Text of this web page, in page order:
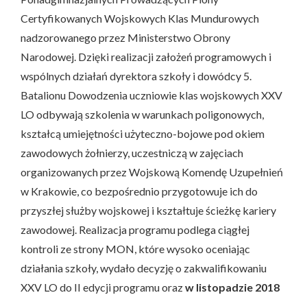
Certyfikowanych Wojskowych Klas Mundurowych
nadzorowanego przez Ministerstwo Obrony
Narodowej. Dzięki realizacji założeń programowych i
wspólnych działań dyrektora szkoły i dowódcy 5.
Batalionu Dowodzenia uczniowie klas wojskowych XXV
LO odbywają szkolenia w warunkach poligonowych,
kształcą umiejętności użyteczno-bojowe pod okiem
zawodowych żołnierzy, uczestniczą w zajęciach
organizowanych przez Wojskową Komendę Uzupełnień
w Krakowie, co bezpośrednio przygotowuje ich do
przyszłej służby wojskowej i kształtuje ścieżkę kariery
zawodowej. Realizacja programu podlega ciągłej
kontroli ze strony MON, które wysoko oceniając
działania szkoły, wydało decyzję o zakwalifikowaniu
XXV LO do II edycji programu orazw listopadzie 2018